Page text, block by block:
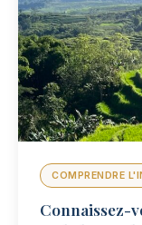
COMPRENDRE
Connaissez-